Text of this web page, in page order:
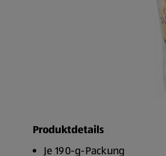
Produktdetails
Je 190-g-Packung